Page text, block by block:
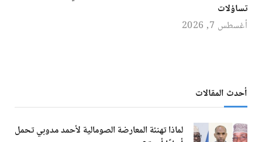
تساؤلات
أغسطس 7, 2026
أحدث المقالات
لماذا تهنئة المعارضة الصومالية لأحمد مدوبي تحمل